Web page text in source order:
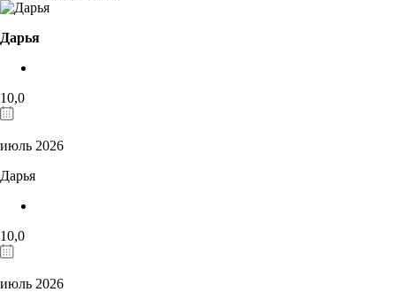
Дарья
10,0
июль 2026
Дарья
10,0
июль 2026